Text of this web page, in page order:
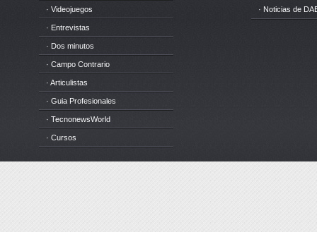
· Videojuegos
· Entrevistas
· Dos minutos
· Campo Contrario
· Articulistas
· Guia Profesionales
· TecnonewsWorld
· Cursos
· Noticias de